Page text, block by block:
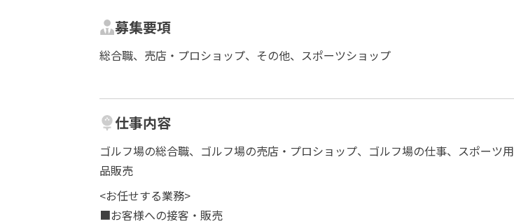
募集要項
総合職、売店・プロショップ、その他、スポーツショップ
仕事内容
ゴルフ場の総合職、ゴルフ場の売店・プロショップ、ゴルフ場の仕事、スポーツ用
品販売
<お任せする業務>
■お客様への接客・販売